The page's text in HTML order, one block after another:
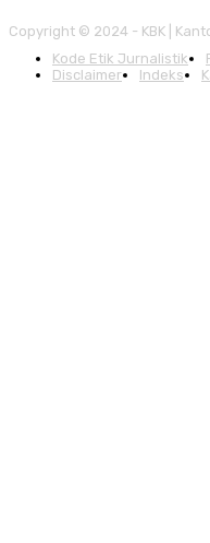
Copyright © 2024 - KBK |
Kode Etik Jurnalistik
Disclaimer
Indeks